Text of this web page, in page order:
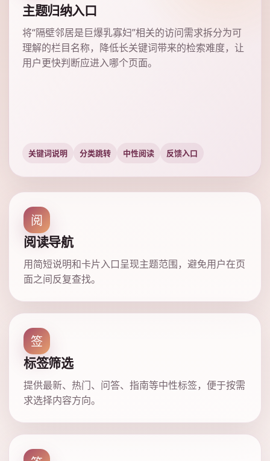
主题归纳入口
将“隔壁邻居是巨爆乳寡妇”相关的访问需求拆分为可
理解的栏目名称，降低长关键词带来的检索难度，让
用户更快判断应进入哪个页面。
关键词说明 分类跳转 中性阅读 反馈入口
阅
阅读导航
用简短说明和卡片入口呈现主题范围，避免用户在页
面之间反复查找。
签
标签筛选
提供最新、热门、问答、指南等中性标签，便于按需
求选择内容方向。